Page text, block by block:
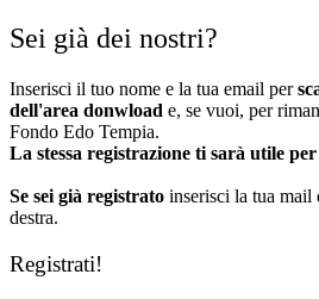
Sei già dei nostri?
Inserisci il tuo nome e la tua email per
dell'area donwload e, se vuoi, per
Fondo Edo Tempia.
La stessa registrazione ti sarà utile
Se sei già registrato inserisci la tua mail
destra.
Registrati!